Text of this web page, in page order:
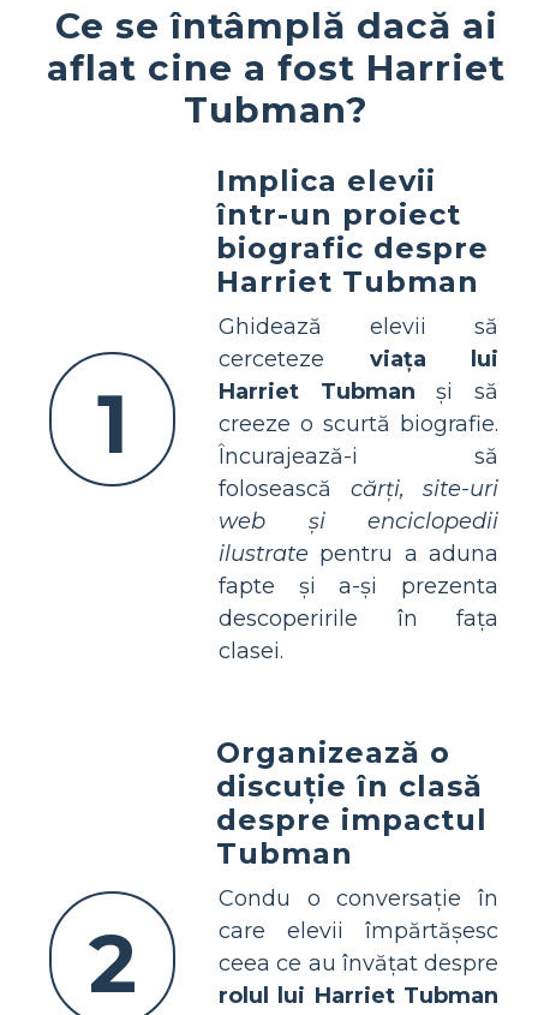
Ce se întâmplă dacă ai
aflat cine a fost Harriet
Tubman?
1
Implica elevii
într-un proiect
biografic despre
Harriet Tubman
Ghidează elevii să
cerceteze viața lui
Harriet Tubman și să
creeze o scurtă biografie.
Încurajează-i să
folosească cărți, site-uri
web și enciclopedii
ilustrate pentru a aduna
fapte și a-și prezenta
descoperirile în fața
clasei.
2
Organizează o
discuție în clasă
despre impactul
Tubman
Condu o conversație în
care elevii împărtășesc
ceea ce au învățat despre
rolul lui Harriet Tubman